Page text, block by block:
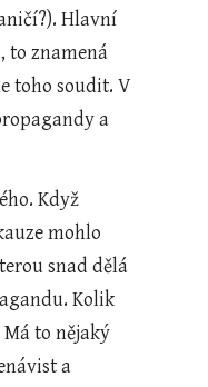
Hlavní
to znamená
toho soudit. V
a
Když
mohlo
snad dělá
Kolik
to nějaký
a